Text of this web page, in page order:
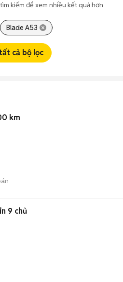
kiếm để xem nhiều kết quả hơn
Blade A53
cả bộ lọc
km
9 chủ